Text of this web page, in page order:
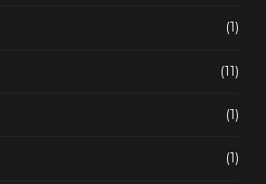
(1)
(11)
(1)
(1)